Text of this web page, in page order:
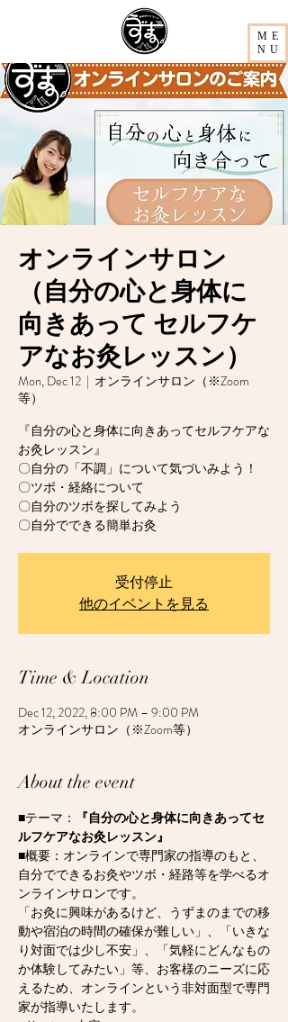
ME
NU
オンラインサロン
（自分の心と身体に
向きあって セルフケ
アなお灸レッスン）
Mon, Dec 12
  |
オンラインサロン（※Zoom
等）
『自分の心と身体に向きあってセルフケアな
お灸レッスン』
〇自分の「不調」について気づいみよう！
〇ツボ・経絡について
〇自分のツボを探してみよう
〇自分でできる簡単お灸
受付停止
他のイベントを見る
Time & Location
Dec 12, 2022, 8:00 PM – 9:00 PM
オンラインサロン（※Zoom等）
About the event
■テーマ：
『自分の心と身体に向きあってセ
ルフケアなお灸レッスン』
■概要：オンラインで専門家の指導のもと、
自分でできるお灸やツボ・経路等を学べるオ
ンラインサロンです。
「お灸に興味があるけど、うずまのまでの移
動や宿泊の時間の確保が難しい」、「いきな
り対面では少し不安」、「気軽にどんなもの
か体験してみたい」等、お客様のニーズに応
えるため、オンラインという非対面型で専門
家が指導いたします。